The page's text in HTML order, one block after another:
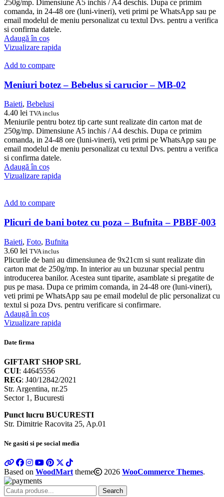
250g/mp. Dimensiune A5 inchis / A4 deschis. Dupa ce primim
comanda, in 24-48 ore (luni-vineri), veti primi pe WhatsApp sau pe
email modelul de meniu personalizat cu textul Dvs. pentru a verifica
si confirma datele.
Adaugă în coș
Vizualizare rapida
Add to compare
Meniuri botez – Bebelus si carucior – MB-02
Baieti, Bebelusi
4.40 lei TVA inclus
Meniurile pentru botez tip carte sunt realizate din carton mat de
250g/mp. Dimensiune A5 inchis / A4 deschis. Dupa ce primim
comanda, in 24-48 ore (luni-vineri), veti primi pe WhatsApp sau pe
email modelul de meniu personalizat cu textul Dvs. pentru a verifica
si confirma datele.
Adaugă în coș
Vizualizare rapida
Add to compare
Plicuri de bani botez cu poza – Bufnita – PBBF-003
Baieti, Foto, Bufnita
3.60 lei TVA inclus
Plicurile de bani au dimensiunea de 9x21cm si sunt realizate din
carton mat de 250g/mp. In interior au un buzunar special pentru
introducerea banilor. Acestea sunt tiparite, asamblate si pregatite de
pus pe masa. Dupa ce primim comanda, in 24-48 ore (luni-vineri),
veti primi pe WhatsApp sau pe email modelul de plic personalizat cu
textul si poza Dvs. pentru verificare si confirmare.
Adaugă în coș
Vizualizare rapida
Date firma
GIFTART SHOP SRL
CUI: 44645556
REG: J40/12842/2021
Str. Argentina, nr.25
Sector 1, Bucuresti
Punct lucru BUCURESTI
Str. Dimitrie Racovita 25, Ap.01
Ne gasiti si pe social media
Based on WoodMarttheme 2026 WooCommerce Themes.
Search